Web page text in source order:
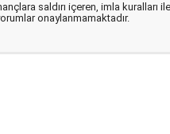
saldırı içeren, imla kuralları ile
onaylanmamaktadır.